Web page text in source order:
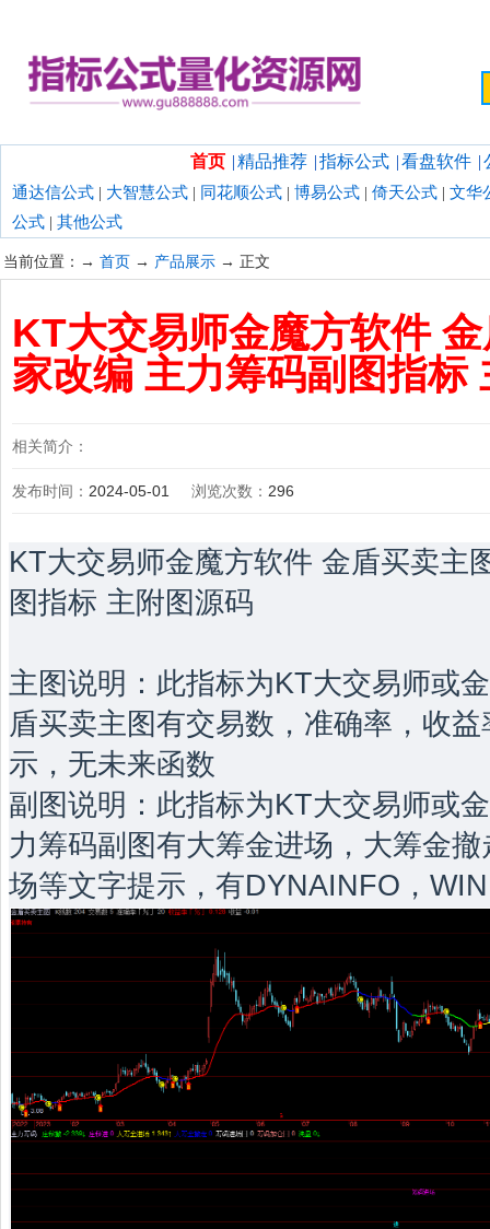
首页 | 精品推荐 | 指标公式 | 看盘软件 |
通达信公式 | 大智慧公式 | 同花顺公式 | 博易公式 | 倚天公式 | 文华
公式 | 其他公式
当前位置：→ 首页 → 产品展示 → 正文
KT大交易师金魔方软件
家改编 主力筹码副图指标
相关简介：
发布时间： 2024-05-01 浏览次数： 296
KT大交易师金魔方软件 金盾买卖主
图指标 主附图源码
主图说明：此指标为KT大交易师或
盾买卖主图有交易数，准确率，收
示，无未来函数
副图说明：此指标为KT大交易师或
力筹码副图有大筹金进场，大筹金
场等文字提示，有DYNAINFO，